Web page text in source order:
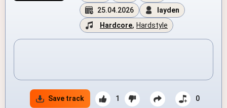
25.04.2026
layden
Hardcore, Hardstyle
Save track 1 0